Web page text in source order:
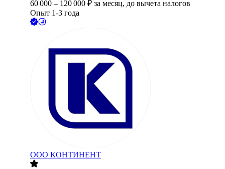
60 000 – 120 000 ₽ за месяц, до вычета налогов
Опыт 1-3 года
ООО КОНТИНЕНТ